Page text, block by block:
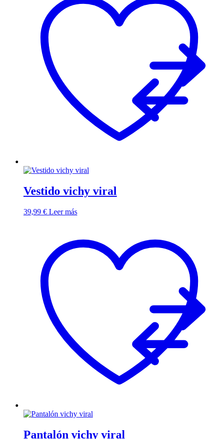
Vestido vichy viral
39,99 € Leer más
Pantalón vichy viral